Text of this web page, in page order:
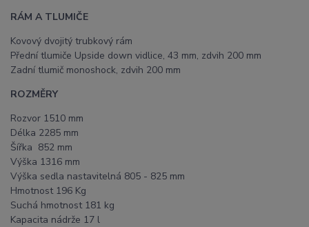
RÁM A TLUMIČE
Kovový dvojitý trubkový rám
Přední tlumiče Upside down vidlice, 43 mm, zdvih 200 mm
Zadní tlumič monoshock, zdvih 200 mm
ROZMĚRY
Rozvor 1510 mm
Délka 2285 mm
Šířka 852 mm
Výška 1316 mm
Výška sedla nastavitelná 805 - 825 mm
Hmotnost 196 Kg
Suchá hmotnost 181 kg
Kapacita nádrže 17 l